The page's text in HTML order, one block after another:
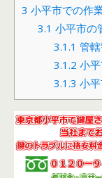
3 小平市での作
3.1 小平市の
3.1.1 管
3.1.2 小
3.1.3 小